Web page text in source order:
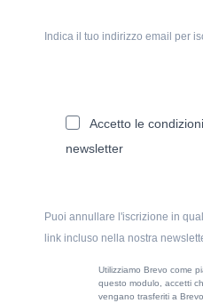
Indica il tuo indirizzo email per
Accetto le
newsletter
Puoi annullare l'iscrizione in
link incluso nella nostra
Utilizziamo Brevo come
questo modulo, accetti
vengano trasferiti a